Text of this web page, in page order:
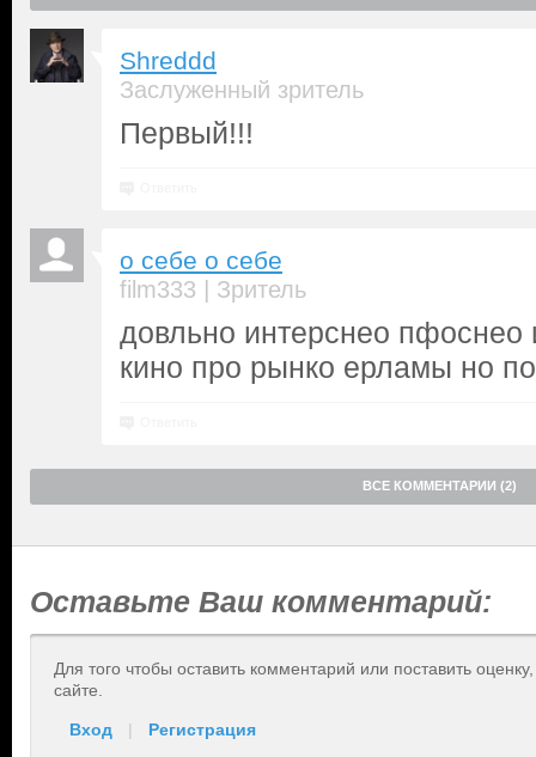
Shreddd
Заслуженный зритель
Первый!!!
о себе о себе
film333 | Зритель
довльно интерснео пфоснео
кино про рынко ерламы но
ВСЕ КОММЕНТАРИИ (2)
Оставьте Ваш комментарий:
Для того чтобы оставить комментарий или поставить
сайте.
Вход | Регистрация